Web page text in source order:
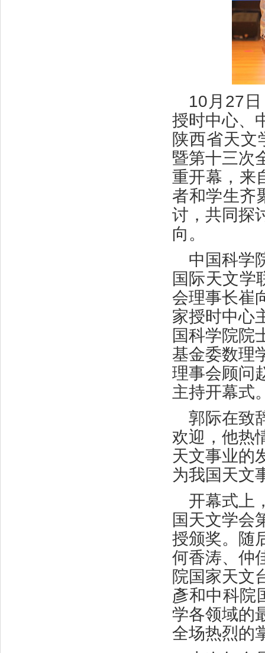
10月27
授时中心、
陕西省天文
暨第十三次
重开幕，来
者和学生齐
讨，共同探
向。
中国科学
国际天文学
会理事长崔
家授时中心
国科学院院
基金委数理
理事会顾问
主持开幕式
郭际在致
欢迎，他热
天文事业的
为我国天文
开幕式上
国天文学会
授颁奖。随
何香涛、仲
院国家天文
彥和中科院
学各领域的
全场热烈的